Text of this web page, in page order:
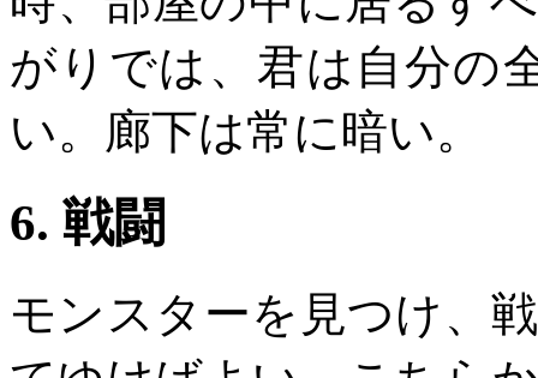
がりでは、君は自分の
い。廊下は常に暗い。
6. 戦闘
モンスターを見つけ、